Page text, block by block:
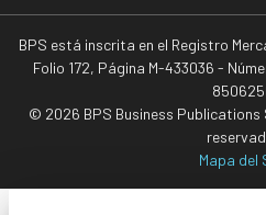
BPS está inscrita en el Registro
Folio 172, Página M-433036 -
© 2026 BPS Business Publications
Mapa del